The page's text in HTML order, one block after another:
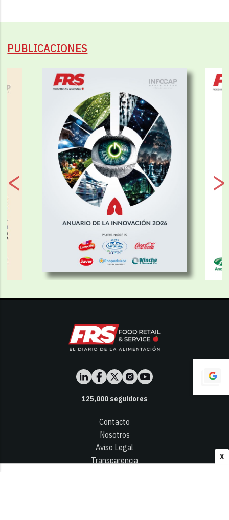
X
PUBLICACIONES
125,000seguidores
Contacto
Nosotros
Aviso Legal
Transparencia